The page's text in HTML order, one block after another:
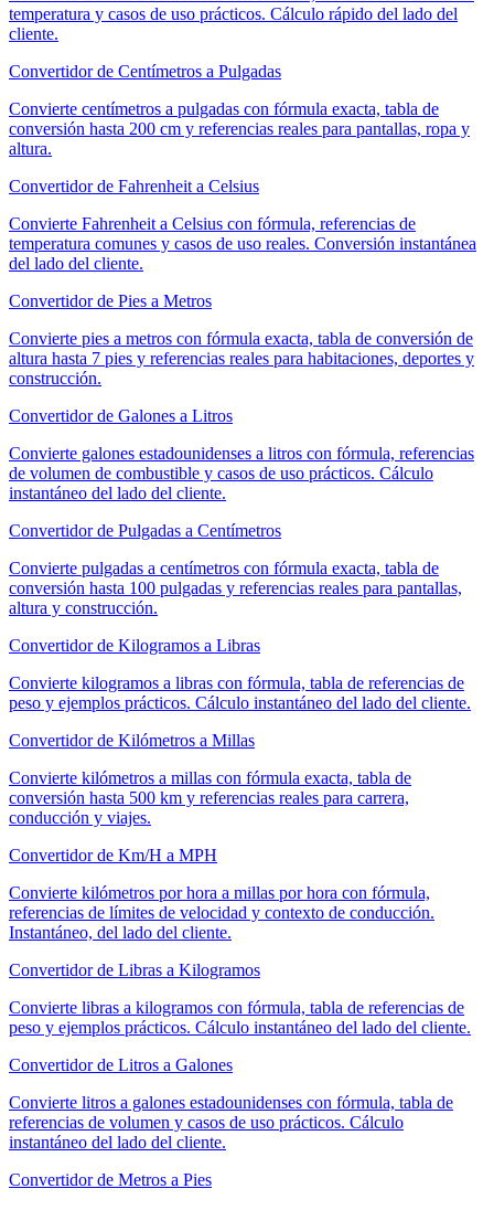
temperatura y casos de uso prácticos. Cálculo rápido del lado del
cliente.
Convertidor de Centímetros a Pulgadas
Convierte centímetros a pulgadas con fórmula exacta, tabla de
conversión hasta 200 cm y referencias reales para pantallas, ropa y
altura.
Convertidor de Fahrenheit a Celsius
Convierte Fahrenheit a Celsius con fórmula, referencias de
temperatura comunes y casos de uso reales. Conversión instantánea
del lado del cliente.
Convertidor de Pies a Metros
Convierte pies a metros con fórmula exacta, tabla de conversión de
altura hasta 7 pies y referencias reales para habitaciones, deportes y
construcción.
Convertidor de Galones a Litros
Convierte galones estadounidenses a litros con fórmula, referencias
de volumen de combustible y casos de uso prácticos. Cálculo
instantáneo del lado del cliente.
Convertidor de Pulgadas a Centímetros
Convierte pulgadas a centímetros con fórmula exacta, tabla de
conversión hasta 100 pulgadas y referencias reales para pantallas,
altura y construcción.
Convertidor de Kilogramos a Libras
Convierte kilogramos a libras con fórmula, tabla de referencias de
peso y ejemplos prácticos. Cálculo instantáneo del lado del cliente.
Convertidor de Kilómetros a Millas
Convierte kilómetros a millas con fórmula exacta, tabla de
conversión hasta 500 km y referencias reales para carrera,
conducción y viajes.
Convertidor de Km/H a MPH
Convierte kilómetros por hora a millas por hora con fórmula,
referencias de límites de velocidad y contexto de conducción.
Instantáneo, del lado del cliente.
Convertidor de Libras a Kilogramos
Convierte libras a kilogramos con fórmula, tabla de referencias de
peso y ejemplos prácticos. Cálculo instantáneo del lado del cliente.
Convertidor de Litros a Galones
Convierte litros a galones estadounidenses con fórmula, tabla de
referencias de volumen y casos de uso prácticos. Cálculo
instantáneo del lado del cliente.
Convertidor de Metros a Pies